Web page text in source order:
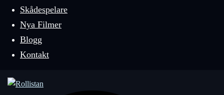
Skådespelare
Nya Filmer
Blogg
Kontakt